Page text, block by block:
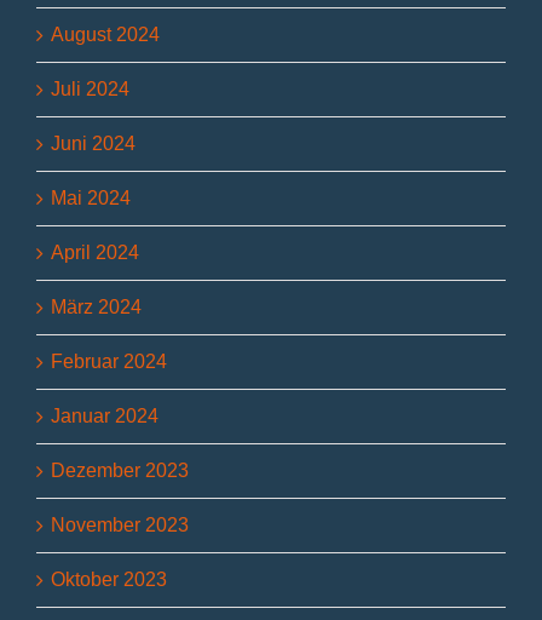
August 2024
Juli 2024
Juni 2024
Mai 2024
April 2024
März 2024
Februar 2024
Januar 2024
Dezember 2023
November 2023
Oktober 2023